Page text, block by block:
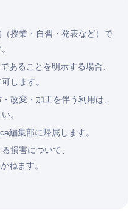
授業・自習・発表など）で
あることを明示する場合、
します。
改変・加工を伴う利用は、
。
編集部に帰属します。
損害について、
ねます。